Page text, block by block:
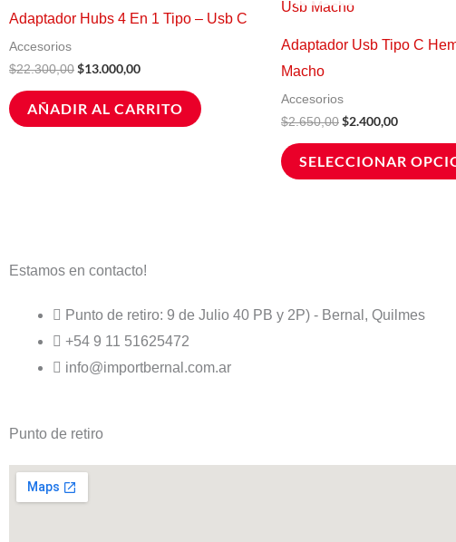
Adaptador Hubs 4 En 1 Tipo – Usb C
Accesorios
$22.300,00
era:
$13.000,00
es:
AÑADIR AL CARRITO
Adaptador Usb Tipo C
Macho
Accesorios
$2.650,00
original
$2.650,00.
$2.400,00
$2.400,00.
SELECCIONAR
Estamos en contacto!
Punto de retiro: 9 de Julio 40 PB y 2P) - Bernal, Quilmes
+54 9 11 51625472
info@importbernal.com.ar
Punto de retiro